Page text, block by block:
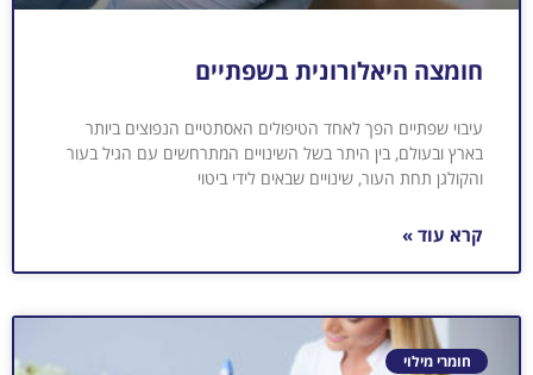
חומצה היאלורונית בשפתיים
עיבוי שפתיים הפך לאחד הטיפולים האסתטיים הנפוצים ביותר
בארץ ובעולם, בין היתר בשל השינויים המתרחשים עם הגיל בעור
והקולגן תחת העור, שינויים שבאים לידי ביטוי
קרא עוד »
חומרי מילוי